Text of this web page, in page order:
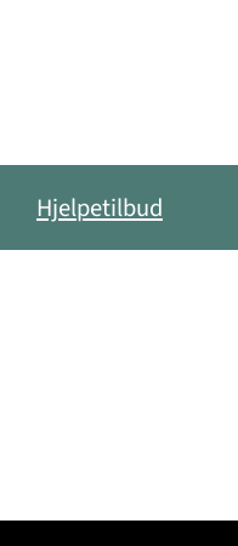
Hjelpetilbud